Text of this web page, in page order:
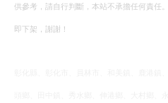
供參考，請自行判斷，本站不承擔任何責任
即下架，謝謝！